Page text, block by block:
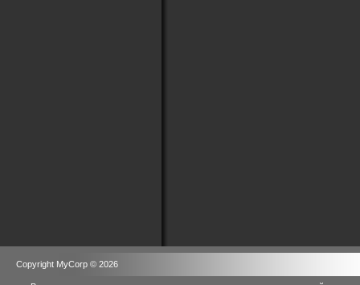
Copyright MyCorp © 2026